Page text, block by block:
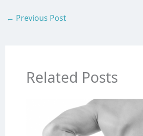
← Previous Post
Related Posts